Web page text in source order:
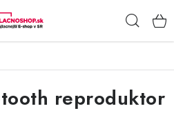
reproduktor